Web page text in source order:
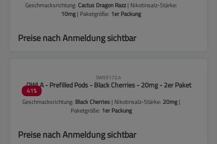
Geschmacksrichtung: Cactus Dragon Razz| Nikotinsalz-Stärke:
10mg| Paketgröße: 1er Packung
Preise nach Anmeldung sichtbar
41%
SW55172.4
OWLA - Prefilled Pods - Black Cherries - 20mg - 2er Paket
Geschmacksrichtung: Black Cherries | Nikotinsalz-Stärke: 20mg|
Paketgröße: 1er Packung
Preise nach Anmeldung sichtbar